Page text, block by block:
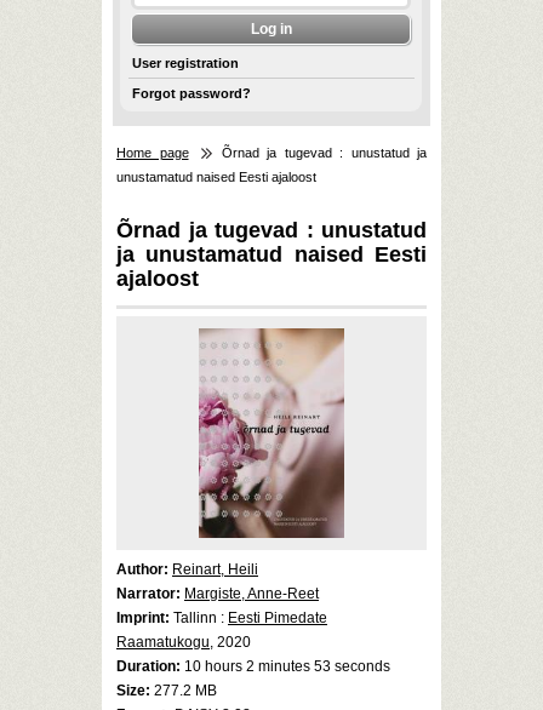
User registration
Forgot password?
Home page
Õrnad ja tugevad : unustatud ja
unustamatud naised Eesti ajaloost
Õrnad ja tugevad : unustatud
ja unustamatud naised Eesti
ajaloost
Author: Reinart, Heili
Narrator: Margiste, Anne-Reet
Imprint: Tallinn : Eesti Pimedate
Raamatukogu, 2020
Duration: 10 hours 2 minutes 53 seconds
Size: 277.2 MB